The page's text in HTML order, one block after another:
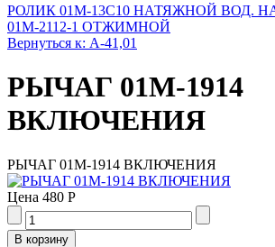
РОЛИК 01М-13С10 НАТЯЖНОЙ ВОД.
01М-2112-1 ОТЖИМНОЙ
Вернуться к: А-41,01
РЫЧАГ 01М-1914
ВКЛЮЧЕНИЯ
РЫЧАГ 01М-1914 ВКЛЮЧЕНИЯ
Цена 480 Р